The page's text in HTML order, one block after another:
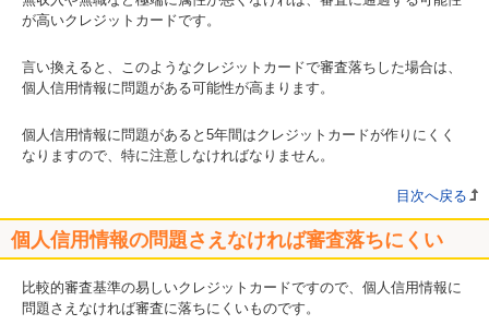
が高いクレジットカードです。
言い換えると、このようなクレジットカードで審査落ちした場合は、
個人信用情報に問題がある可能性が高まります。
個人信用情報に問題があると5年間はクレジットカードが作りにくく
なりますので、特に注意しなければなりません。
目次へ戻る
個人信用情報の問題さえなければ審査落ちにくい
比較的審査基準の易しいクレジットカードですので、個人信用情報に
問題さえなければ審査に落ちにくいものです。